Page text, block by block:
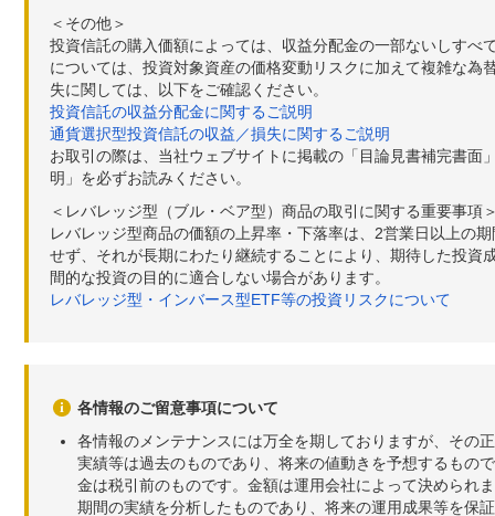
＜その他＞
投資信託の購入価額によっては、収益分配金の一部ないしす
については、投資対象資産の価格変動リスクに加えて複雑な
失に関しては、以下をご確認ください。
投資信託の収益分配金に関するご説明
通貨選択型投資信託の収益／損失に関するご説明
お取引の際は、当社ウェブサイトに掲載の「目論見書補完書
明」を必ずお読みください。
＜レバレッジ型（ブル・ベア型）商品の取引に関する重要事項
レバレッジ型商品の価額の上昇率・下落率は、2営業日以上の
せず、それが長期にわたり継続することにより、期待した投
間的な投資の目的に適合しない場合があります。
レバレッジ型・インバース型ETF等の投資リスクについて
各情報のご留意事項について
各情報のメンテナンスには万全を期しておりますが、その
実績等は過去のものであり、将来の値動きを予想するもの
金は税引前のものです。金額は運用会社によって決められ
期間の実績を分析したものであり、将来の運用成果等を保